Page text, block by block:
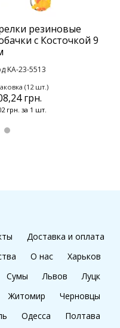
резиновые
с Косточкой 9
KA-23-5513
(12 шт.)
грн.
грн. за 1 шт.
Доставка и оплата
О нас
Харьков
Сумы Львов
Луцк
Житомир
Черновцы
Одесса Полтава